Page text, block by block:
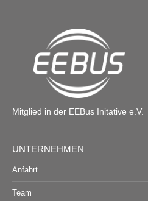
Mitglied in der EEBus Initative e.V.
UNTERNEHMEN
Anfahrt
Team